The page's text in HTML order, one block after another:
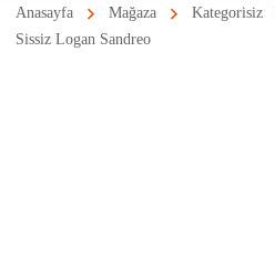
Anasayfa Mağaza Kategorisiz
Sissiz Logan Sandreo